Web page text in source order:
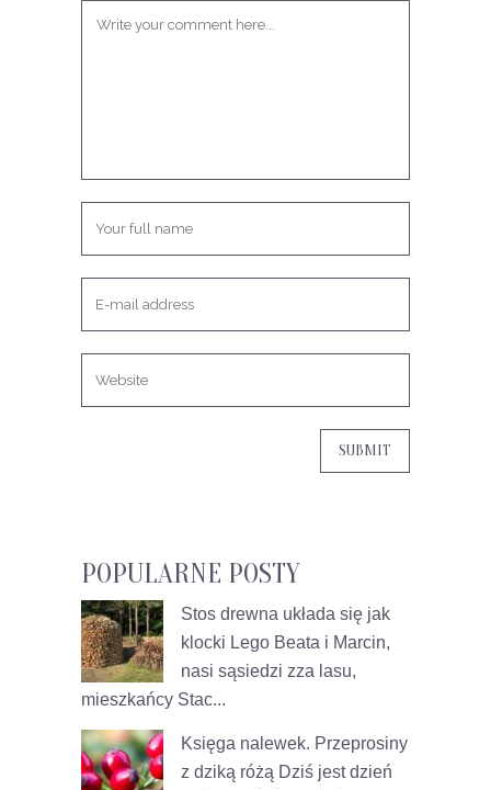
POPULARNE POSTY
Stos drewna układa się jak
klocki Lego Beata i Marcin,
nasi sąsiedzi zza lasu,
mieszkańcy Stac...
Księga nalewek. Przeprosiny
z dziką różą Dziś jest dzień